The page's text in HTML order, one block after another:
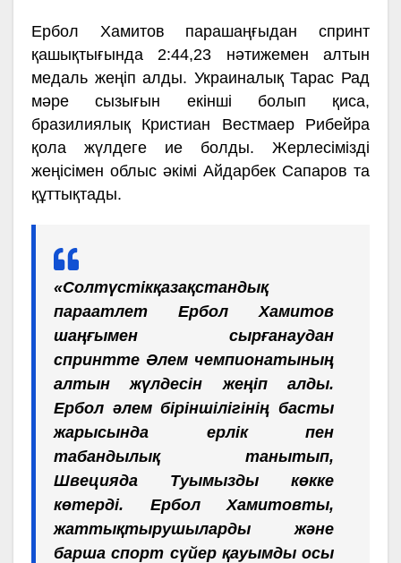
Ербол Хамитов парашаңғыдан спринт
қашықтығында 2:44,23 нәтижемен алтын
медаль жеңіп алды. Украиналық Тарас Рад
мәре сызығын екінші болып қиса,
бразилиялық Кристиан Вестмаер Рибейра
қола жүлдеге ие болды. Жерлесімізді
жеңісімен облыс әкімі Айдарбек Сапаров та
құттықтады.
«Солтүстікқазақстандық
параатлет Ербол Хамитов
шаңғымен сырғанаудан
спринтте Әлем чемпионатының
алтын жүлдесін жеңіп алды.
Ербол әлем біріншілігінің басты
жарысында ерлік пен
табандылық танытып,
Швецияда Туымызды көкке
көтерді. Ербол Хамитовты,
жаттықтырушыларды және
барша спорт сүйер қауымды осы